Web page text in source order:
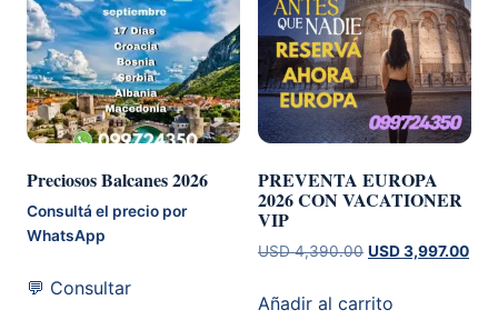
Preciosos Balcanes 2026
Consultá el precio por
WhatsApp
💬 Consultar
PREVENTA EUROPA
2026 CON VACATIONER
VIP
USD4,390.00 El
original
USD3,997.00El
Añadir al carrito